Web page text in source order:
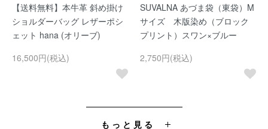
【送料無料】本牛革 斜め掛け
ショルダーバッグ レザーポシ
ェット hana (オリーブ)
16,500円(税込)
SUVALNA あづま袋（東袋）M
サイズ 木版染め（ブロック
プリント）スワン×ブルー
2,750円(税込)
もっと見る